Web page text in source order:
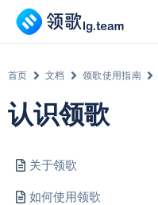
首页 文档 领歌使用指南
认识领歌
关于领歌
如何使用领歌